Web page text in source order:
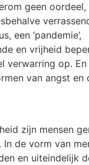
geen oordeel,
een ‘pandemie’,
en vrijheid
verwarring op.
van angst en
zijn mensen
In de vorm van
en uiteindelijk